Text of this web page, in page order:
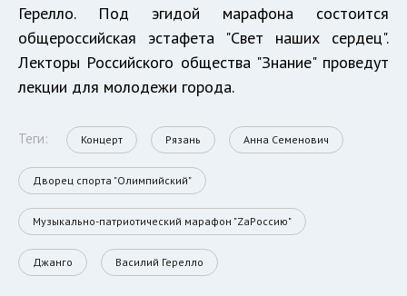
Герелло. Под эгидой марафона состоится
общероссийская эстафета "Свет наших сердец".
Лекторы Российского общества "Знание" проведут
лекции для молодежи города.
Теги: Концерт Рязань Анна Семенович
Дворец спорта "Олимпийский"
Музыкально-патриотический марафон "ZaРоссию"
Джанго Василий Герелло